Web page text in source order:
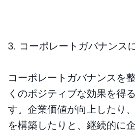
3. コーポレートガバナンス
コーポレートガバナンスを
くのポジティブな効果を得
す。企業価値が向上したり
を構築したりと、継続的に